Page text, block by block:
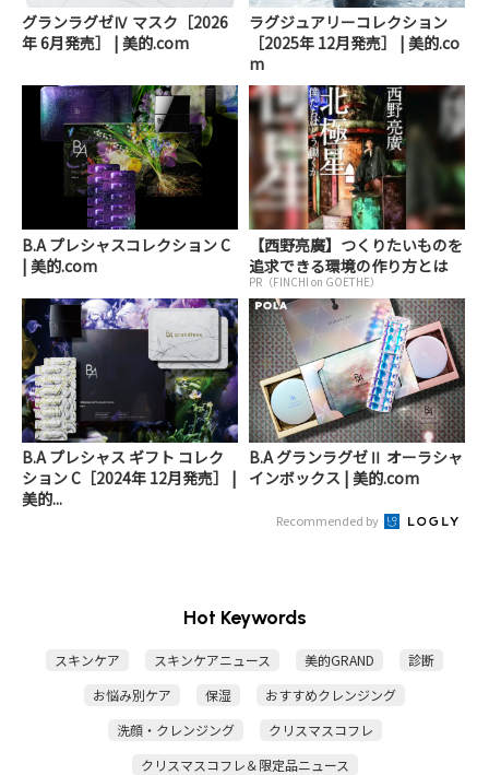
グランラグゼⅣ マスク［2026
年 6月発売］ | 美的.com
ラグジュアリーコレクション
［2025年 12月発売］ | 美的.co
m
B.A プレシャスコレクション C
| 美的.com
【西野亮廣】つくりたいものを
追求できる環境の作り方とは
PR（FINCHI on GOETHE）
B.A プレシャス ギフト コレク
ション C［2024年 12月発売］ |
美的...
B.A グランラグゼⅡ オーラシャ
インボックス | 美的.com
Recommended by
Hot Keywords
スキンケア スキンケアニュース 美的GRAND
診断
お悩み別ケア
保湿
おすすめクレンジング
洗顔・クレンジング
クリスマスコフレ
クリスマスコフレ＆限定品ニュース